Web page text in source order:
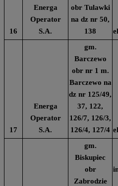
16
Energa
Operator
S.A.
obr Tulawki
na dz nr 50,
138
17
Energa
Operator
S.A.
gm.
Barczewo
obr nr 1 m.
Barczewo na
dz nr 125/49,
37, 122,
126/7, 126/3,
126/4, 127/4
gm.
Biskupiec
obr
Zabrodzie